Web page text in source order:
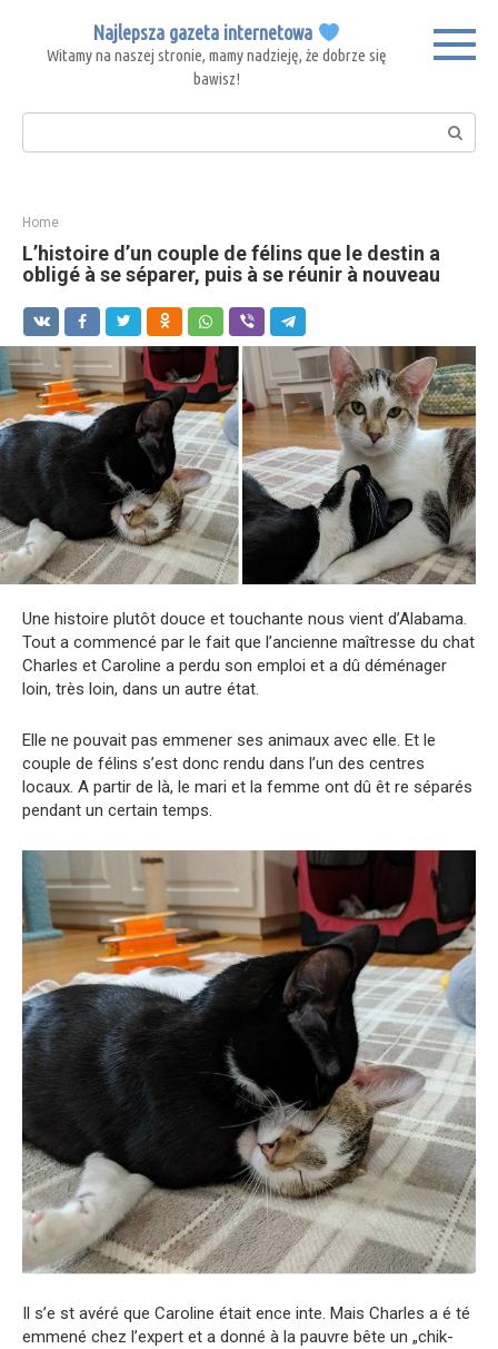
content
Najlepsza gazeta internetowa
Witamy na naszej stronie, mamy nadzieję, że dobrze się
bawisz!
Search:
Home
L’histoire d’un couple de félins que le destin a
obligé à se séparer, puis à se réunir à nouveau
Une histoire plutôt douce et touchante nous vient d’Alabama.
Tout a commencé par le fait que l’ancienne maîtresse du chat
Charles et Caroline a perdu son emploi et a dû déménager
loin, très loin, dans un autre état.
Elle ne pouvait pas emmener ses animaux avec elle. Et le
couple de félins s’est donc rendu dans l’un des centres
locaux. A partir de là, le mari et la femme ont dû êt re séparés
pendant un certain temps.
Il s’e st avéré que Caroline était ence inte. Mais Charles a é té
emmené chez l’expert et a donné à la pauvre bête un „chik-